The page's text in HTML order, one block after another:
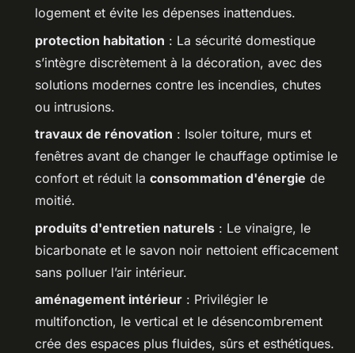
logement et évite les dépenses inattendues.
protection habitation : La sécurité domestique
s’intègre discrètement à la décoration, avec des
solutions modernes contre les incendies, chutes
ou intrusions.
travaux de rénovation : Isoler toiture, murs et
fenêtres avant de changer le chauffage optimise le
confort et réduit la consommation d'énergie de
moitié.
produits d'entretien naturels : Le vinaigre, le
bicarbonate et le savon noir nettoient efficacement
sans polluer l’air intérieur.
aménagement intérieur : Privilégier le
multifonction, le vertical et le désencombrement
crée des espaces plus fluides, sûrs et esthétiques.